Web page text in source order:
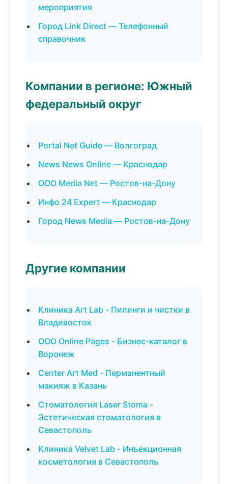
мероприятия
Город Link Direct — Телефонный
справочник
Компании в регионе: Южный
федеральный округ
Portal Net Guide — Волгоград
News News Online — Краснодар
ООО Media Net — Ростов-на-Дону
Инфо 24 Expert — Краснодар
Город News Media — Ростов-на-Дону
Другие компании
Клиника Art Lab - Пилинги и чистки в
Владивосток
ООО Online Pages - Бизнес-каталог в
Воронеж
Center Art Med - Перманентный
макияж в Казань
Стоматология Laser Stoma -
Эстетическая стоматология в
Севастополь
Клиника Velvet Lab - Инъекционная
косметология в Севастополь